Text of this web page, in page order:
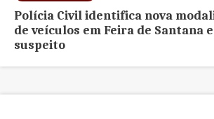
Polícia Civil identifica nova
de veículos em Feira de Santana
suspeito